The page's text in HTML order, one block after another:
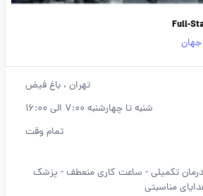
Full-
جهان
تهران ، باغ فیض
شنبه تا چهارشنبه 7:00 الی 16:00
تمام وقت
تکمیلی - ساعت کاری منعطف - پزشک
مناسبتی